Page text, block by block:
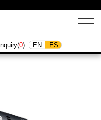
Inquiry(0) EN ES